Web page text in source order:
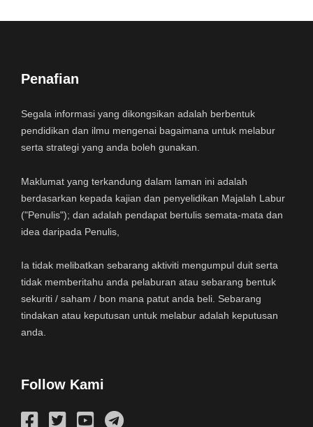
Penafian
Segala informasi yang dikongsikan adalah berbentuk
pendidikan dan ilmu mengenai bagaimana untuk melabur
serta strategi yang anda boleh gunakan.
Maklumat yang terkandung dalam laman ini adalah
berdasarkan kepada kajian dan penyelidikan Majalah Labur
("Penulis"); dan adalah pendapat bertulis semata-mata dan
idea daripada Penulis,
Ia tidak melibatkan sebarang aktiviti mengumpul duit serta
tidak memberitahu anda pelaburan atau sebarang bentuk
sekuriti / saham / bon mana patut anda beli. Sebarang
tindakan atau keputusan untuk melabur adalah keputusan
anda.
Follow Kami